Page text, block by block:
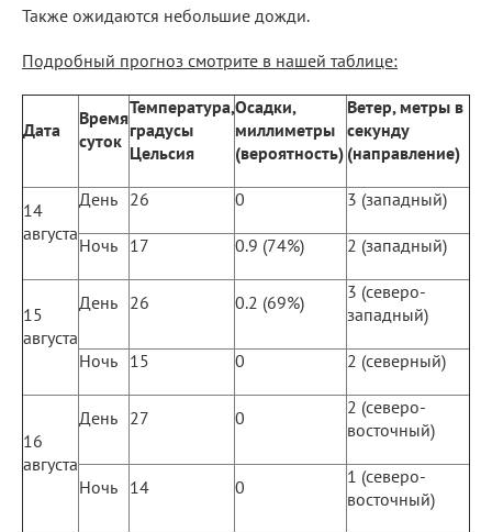
Также ожидаются небольшие дожди.
Подробный прогноз смотрите в нашей таблице:
Дата
Время
суток
Температура,
градусы
Цельсия
Осадки,
миллиметры
(вероятность)
Ветер, метры в
секунду
(направление)
14
августа
День 26 0 3 (западный)
Ночь 17 0.9 (74%) 2 (западный)
15
августа
День 26 0.2 (69%)
3 (северо-
западный)
Ночь 15 0 2 (северный)
16
августа
День 27 0
2 (северо-
восточный)
Ночь 14 0
1 (северо-
восточный)